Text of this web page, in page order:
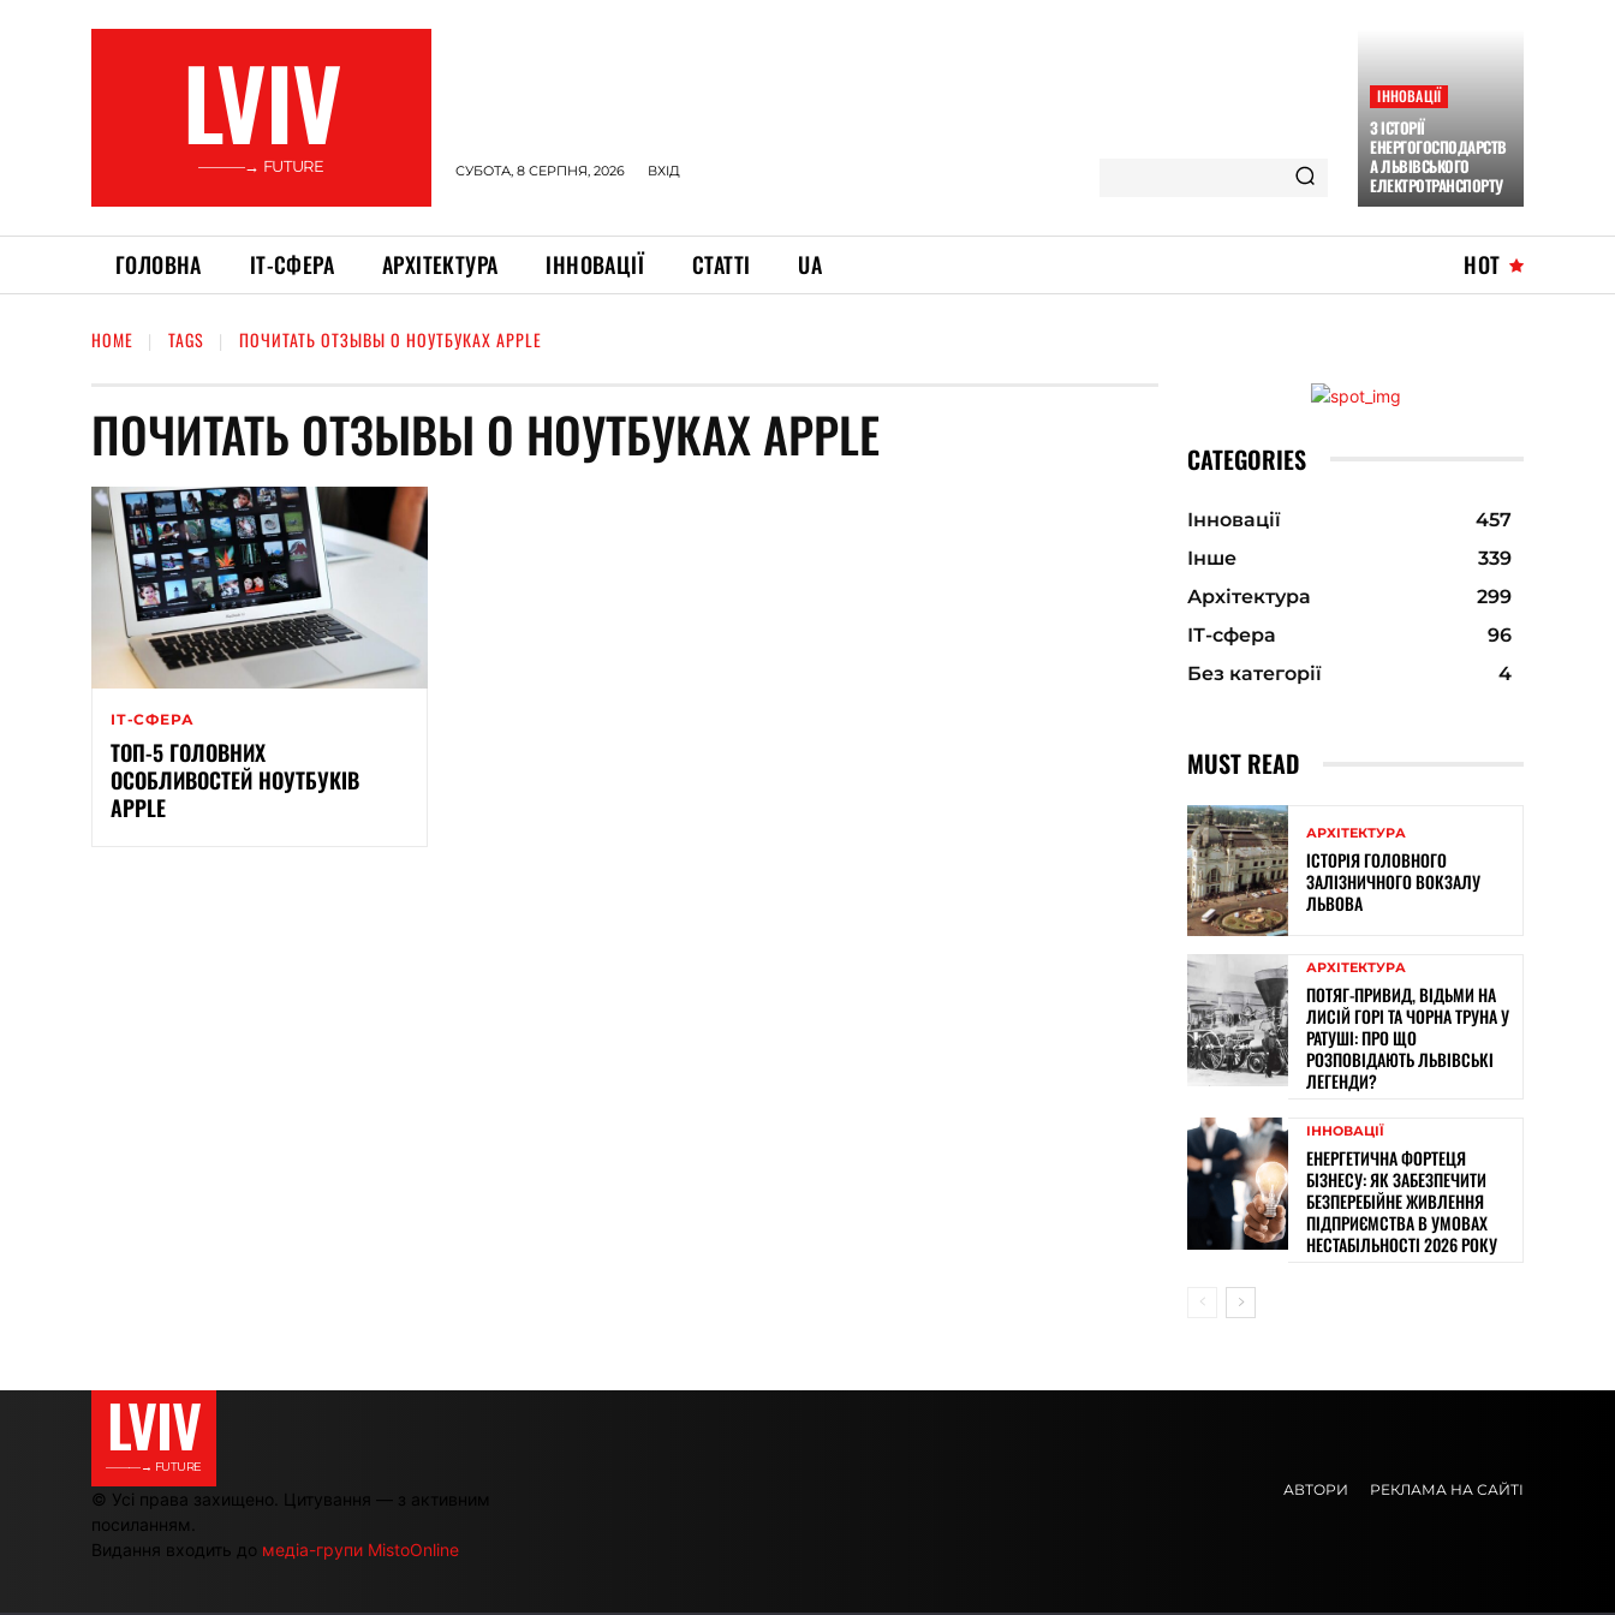
LVIV
———→ FUTURE СУБОТА, 8 СЕРПНЯ, 2026 ВХІД
ІННОВАЦІЇ
З ІСТОРІЇ
ЕНЕРГОГОСПОДАРСТВ
А ЛЬВІВСЬКОГО
ЕЛЕКТРОТРАНСПОРТУ
ГОЛОВНА ІТ-СФЕРА АРХІТЕКТУРА ІННОВАЦІЇ СТАТТІ UA HOT
HOME TAGS ПОЧИТАТЬ ОТЗЫВЫ О НОУТБУКАХ APPLE
ПОЧИТАТЬ ОТЗЫВЫ О НОУТБУКАХ APPLE
ІТ-СФЕРА
ТОП-5 ГОЛОВНИХ
ОСОБЛИВОСТЕЙ НОУТБУКІВ
APPLE
CATEGORIES
Інновації
457
Інше
339
Архітектура
299
ІТ-сфера
96
Без категорії
4
MUST READ
АРХІТЕКТУРА
ІСТОРІЯ ГОЛОВНОГО
ЗАЛІЗНИЧНОГО ВОКЗАЛУ
ЛЬВОВА
АРХІТЕКТУРА
ПОТЯГ-ПРИВИД, ВІДЬМИ НА
ЛИСІЙ ГОРІ ТА ЧОРНА ТРУНА У
РАТУШІ: ПРО ЩО
РОЗПОВІДАЮТЬ ЛЬВІВСЬКІ
ЛЕГЕНДИ?
ІННОВАЦІЇ
ЕНЕРГЕТИЧНА ФОРТЕЦЯ
БІЗНЕСУ: ЯК ЗАБЕЗПЕЧИТИ
БЕЗПЕРЕБІЙНЕ ЖИВЛЕННЯ
ПІДПРИЄМСТВА В УМОВАХ
НЕСТАБІЛЬНОСТІ 2026 РОКУ
LVIV
———→ FUTURE
© Усі права захищено. Цитування — з активним
посиланням.
Видання входить до медіа-групи MistoOnline
АВТОРИ РЕКЛАМА НА САЙТІ